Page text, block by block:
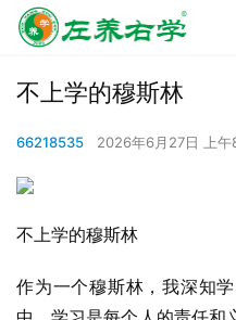
不上学的穆斯林
66218535 2026年6月27日 上
不上学的穆斯林
作为一个穆斯林，我深知